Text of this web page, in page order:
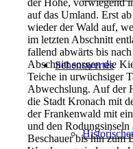
Sehenswertes
der Höhe, vorwiegend
auf das Umland. Erst
wieder der Wald auf,
im letzten Abschnitt
fallend abwärts bis
Abschnitt sorgen die
Teiche in urwüchsiger
Abwechslung. Auf der
die Stadt Kronach mit
der Frankenwald mit
und den
Beschauer bis hin zum